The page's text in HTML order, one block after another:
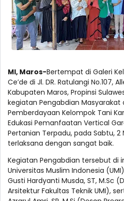
MI, Maros-Bertempat di Galeri
Ce’de di Jl. DR. Ratulangi No.107,
Kabupaten Maros, Propinsi
kegiatan Pengabdian Masyarakat
Pemberdayaan Kelompok Tani
Edukasi Pemanfaatan Vertical
Pertanian Terpadu, pada Sabtu,
terlaksana dengan sangat baik.
Kegiatan Pengabdian tersebut di
Universitas Muslim Indonesia
Gusti Hardyanti Musda, ST, M.Sc
Arsitektur Fakultas Teknik UMI),